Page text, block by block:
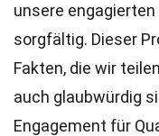
unsere engagierten
sorgfältig. Dieser
Fakten, die wir
auch glaubwürdig
Engagement für